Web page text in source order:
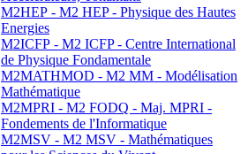
M2HEP - M2 HEP - Physique des Hautes
Energies
M2ICFP - M2 ICFP - Centre International
de Physique Fondamentale
M2MATHMOD - M2 MM - Modélisation
Mathématique
M2MPRI - M2 FODQ - Maj. MPRI -
Fondements de l'Informatique
M2MSV - M2 MSV - Mathématiques